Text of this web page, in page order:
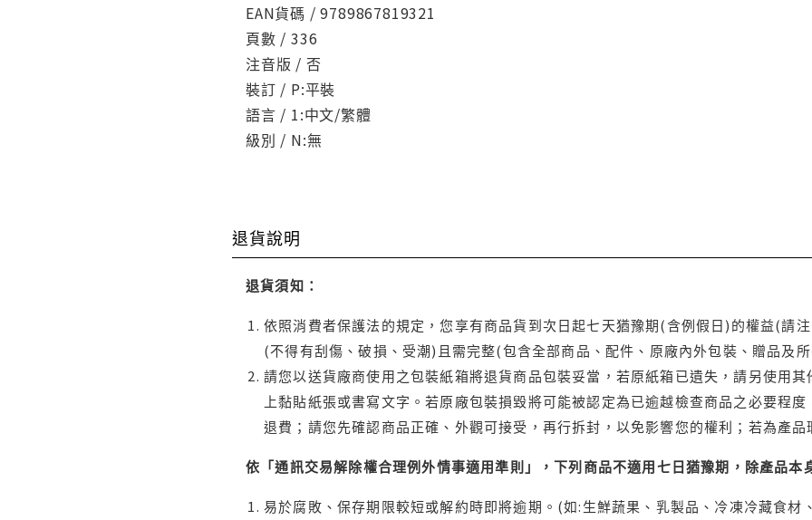
EAN貨碼 / 9789867819321
頁數 / 336
注音版 / 否
裝訂 / P:平裝
語言 / 1:中文/繁體
級別 / N:無
退貨說明
退貨須知：
依照消費者保護法的規定，您享有商品貨到次日起七天猶豫期(含例假日)的權益(請
(不得有刮傷、破損、受潮)且需完整(包含全部商品、配件、原廠內外包裝、贈品及
請您以送貨廠商使用之包裝紙箱將退貨商品包裝妥當，若原紙箱已遺失，請另使用
上黏貼紙張或書寫文字。若原廠包裝損毀將可能被認定為已逾越檢查商品之必要程
退費；請您先確認商品正確、外觀可接受，再行拆封，以免影響您的權利；若為產品
依「通訊交易解除權合理例外情事適用準則」，下列商品不適用七日猶豫期，除產品本
易於腐敗、保存期限較短或解約時即將逾期。(如:生鮮蔬果、乳製品、冷凍冷藏食材